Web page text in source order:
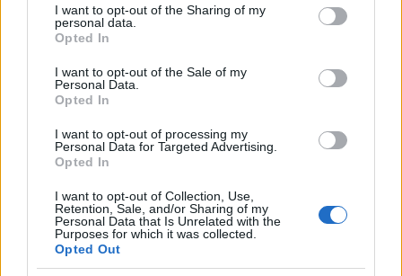
not limited to your visit or usage behaviour. You may click to
grant or deny consent to Google and its third-party tags to
use your data for below specified purposes in below Google
consent section.
I want to opt-out of the Sharing of my
personal data.
Opted In
I want to opt-out of the Sale of my
Personal Data.
Opted In
I want to opt-out of processing my
Personal Data for Targeted Advertising.
Opted In
I want to opt-out of Collection, Use,
Retention, Sale, and/or Sharing of my
Personal Data that Is Unrelated with the
Purposes for which it was collected.
Opted Out
II. Andocsi Művészeti Napok
szinhazhu•2008. július 30.